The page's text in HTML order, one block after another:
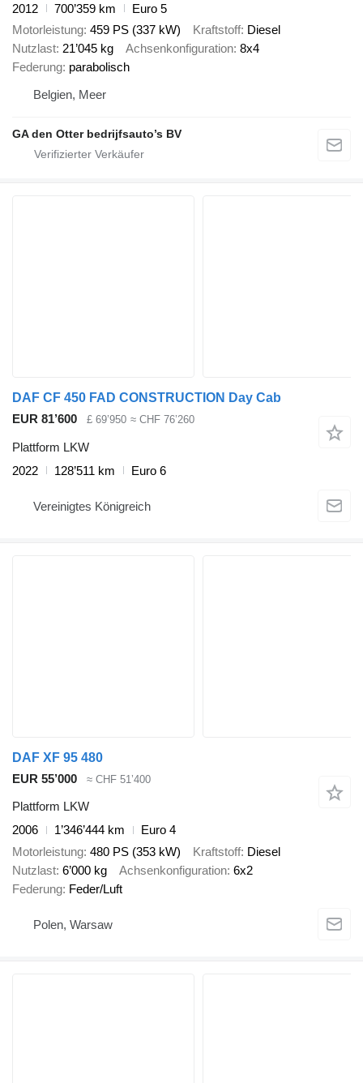
2012
700’359 km
Euro 5
Motorleistung 459 PS (337 kW) Kraftstoff Diesel
Nutzlast 21’045 kg Achsenkonfiguration 8x4
Federung parabolisch
Belgien, Meer
GA den Otter bedrijfsauto’s BV
DAF CF 450 FAD CONSTRUCTION Day Cab
EUR 81’600
£ 69’950 ≈ CHF 76’260
Plattform LKW
2022
128’511 km Euro 6
Vereinigtes Königreich
DAF XF 95 480
EUR 55’000
≈ CHF 51’400
Plattform LKW
2006
1’346’444 km
Euro 4
Motorleistung 480 PS (353 kW) Kraftstoff Diesel
Nutzlast 6’000 kg Achsenkonfiguration 6x2
Federung Feder/Luft
Polen, Warsaw